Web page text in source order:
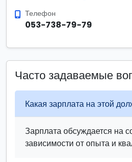
Телефон
053-738-79-79
Часто задаваемые
Какая зарплата на этой
Зарплата обсуждается на
зависимости от опыта и